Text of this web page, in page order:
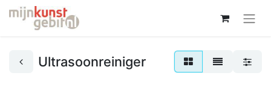
Ultrasoonreiniger